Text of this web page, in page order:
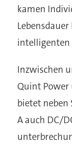
kamen
intelligenten
Inzwischen
Quint Power
bietet neben
A auch DC/